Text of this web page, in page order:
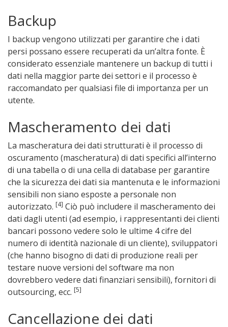
Backup
I backup vengono utilizzati per garantire che i dati
persi possano essere recuperati da un’altra fonte. È
considerato essenziale mantenere un backup di tutti i
dati nella maggior parte dei settori e il processo è
raccomandato per qualsiasi file di importanza per un
utente.
Mascheramento dei dati
La mascheratura dei dati strutturati è il processo di
oscuramento (mascheratura) di dati specifici all’interno
di una tabella o di una cella di database per garantire
che la sicurezza dei dati sia mantenuta e le informazioni
sensibili non siano esposte a personale non
autorizzato. [4] Ciò può includere il mascheramento dei
dati dagli utenti (ad esempio, i rappresentanti dei clienti
bancari possono vedere solo le ultime 4 cifre del
numero di identità nazionale di un cliente), sviluppatori
(che hanno bisogno di dati di produzione reali per
testare nuove versioni del software ma non
dovrebbero vedere dati finanziari sensibili), fornitori di
outsourcing, ecc. [5]
Cancellazione dei dati